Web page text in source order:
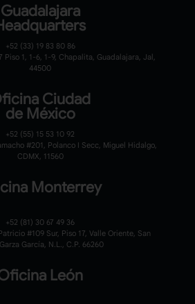
Guadalajara
+52 (33) 19 83 80 86
Piso 1, 1-6, 1-9, Chapalita, Guadalajara, Jal,
44500
Ciudad
de México
+52 (55) 15 53 10 92
#201, Polanco I Secc, Miguel Hidalgo,
CDMX, 11560
Monterrey
+52 (81) 30 67 49 36
#109 Sur, Piso 17, Valle Oriente, San
García, N.L., C.P. 66260
León